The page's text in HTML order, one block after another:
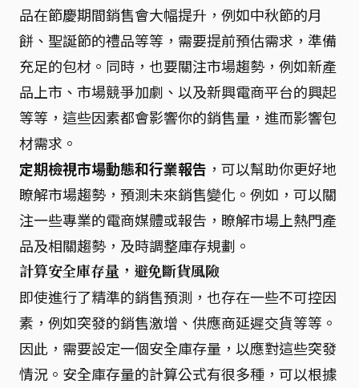
品在節慶期間銷售會大幅提升，例如中秋節的月
餅、聖誕節的禮品等等，需要提前預估需求，準備
充足的包材。同時，也要關注市場趨勢，例如新產
品上市、市場競爭加劇、以及新興電商平台的興起
等等，這些因素都會影響你的銷售量，進而影響包
材需求。
定期檢視市場動態和行業報告 ，可以幫助你更好地
瞭解市場趨勢，預測未來銷售變化。例如，可以關
注一些專業的電商媒體或報告，瞭解市場上熱門產
品及相關趨勢，及時調整庫存規劃。
計算安全庫存量，避免斷貨風險
即使進行了精準的銷售預測，也存在一些不可控因
素，例如突發的銷售激增、供應商延遲交貨等等。
因此，需要設定一個安全庫存量，以應對這些突發
情況。安全庫存量的計算公式有很多種，可以根據